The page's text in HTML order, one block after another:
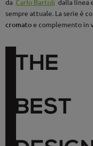
da Carlo Bartoli dalla linea
sempre attuale. La serie è
cromatoe complemento in